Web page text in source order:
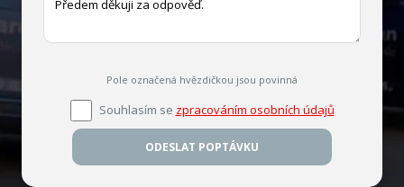
Pole označená hvězdičkou jsou povinná
Souhlasím se zpracováním osobních údajů
ODESLAT POPTÁVKU